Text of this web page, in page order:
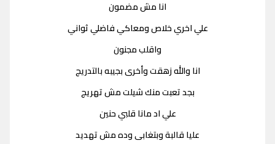
انا مش مضمون
علي اخري خلاص ومعاكي فاضلي ثواني
واقلب مجنون
انا والله زهقت وأخرى بجيبه بالتدريج
بجد تعبت منك شيلت مش تهريج
علي اد مانا قلبي حنين
عليا قالبة وبتغابى وده مش تهديد